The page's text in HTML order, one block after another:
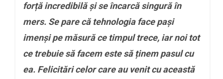
forță incredibilă și se încarcă singură în
mers. Se pare că tehnologia face pași
imenși pe măsură ce timpul trece, iar noi tot
ce trebuie să facem este să ținem pasul cu
ea. Felicitări celor care au venit cu această